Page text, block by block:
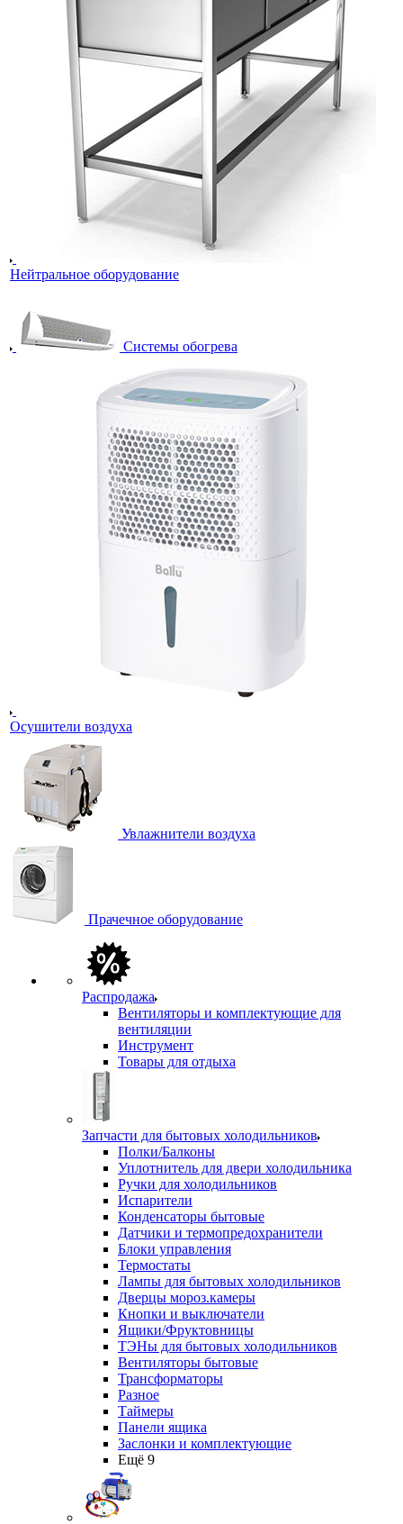
Нейтральное оборудование
Системы обогрева
Осушители воздуха
Увлажнители воздуха
Прачечное оборудование
Распродажа
Вентиляторы и комплектующие для
вентиляции
Инструмент
Товары для отдыха
Запчасти для бытовых холодильников
Полки/Балконы
Уплотнитель для двери холодильника
Ручки для холодильников
Испарители
Конденсаторы бытовые
Датчики и термопредохранители
Блоки управления
Термостаты
Лампы для бытовых холодильников
Дверцы мороз.камеры
Кнопки и выключатели
Ящики/Фруктовницы
ТЭНы для бытовых холодильников
Вентиляторы бытовые
Трансформаторы
Разное
Таймеры
Панели ящика
Заслонки и комплектующие
Ещё 9